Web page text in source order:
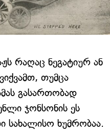
რაღაც ნეგატიურ ან
თუმცა
გასართობად
ჯონსონის ეს
სახალისო ხუმრობაა.